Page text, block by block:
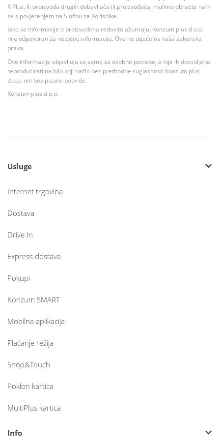
K Plus, ili proizvoda drugih dobavljača ili proizvođača, molimo obratite nam
se s povjerenjem na Službu za Korisnike.
Iako se informacije o proizvodima redovito ažuriraju, Konzum plus d.o.o.
nije odgovoran za netočne informacije. Ovo ne utječe na vaša zakonska
prava.
Ove informacije objavljuju se samo za osobne potrebe, a nije ih dozvoljeno
reproducirati na bilo koji način bez prethodne suglasnosti Konzum plus
d.o.o. niti bez pisane potvrde.
Konzum plus d.o.o.
Usluge
Internet trgovina
Dostava
Drive In
Express dostava
Pokupi
Konzum SMART
Mobilna aplikacija
Plaćanje režija
Shop&Touch
Poklon kartica
MultiPlus kartica
Info